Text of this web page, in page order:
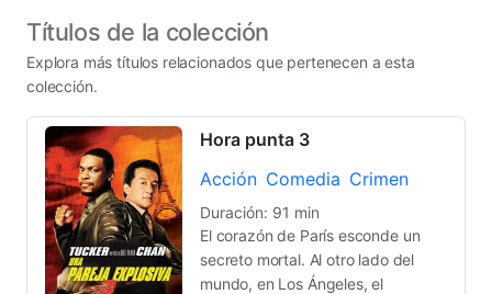
Títulos de la colección
Explora más títulos relacionados que pertenecen a esta
colección.
Hora punta 3
Acción Comedia Crimen
Duración: 91 min
El corazón de París esconde un
secreto mortal. Al otro lado del
mundo, en Los Ángeles, el